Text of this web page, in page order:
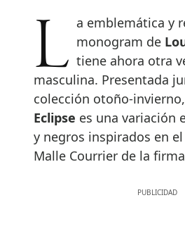
La emblemática y reconocible lona monogram de
tiene ahora otra
masculina. Presentada
colección otoño-invierno,
Eclipse es una variación
y negros inspirados en
Malle Courrier de la